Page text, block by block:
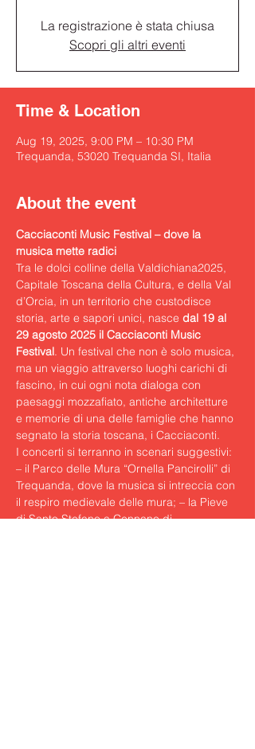
La registrazione è stata chiusa
Scopri gli altri eventi
Time & Location
Aug 19, 2025, 9:00 PM – 10:30 PM
Trequanda, 53020 Trequanda SI, Italia
About the event
Cacciaconti Music Festival – dove la
musica mette radici
Tra le dolci colline della Valdichiana2025,
Capitale Toscana della Cultura, e della Val
d’Orcia, in un territorio che custodisce
storia, arte e sapori unici, nasce dal 19 al
29 agosto 2025 il Cacciaconti Music
Festival. Un festival che non è solo musica,
ma un viaggio attraverso luoghi carichi di
fascino, in cui ogni nota dialoga con
paesaggi mozzafiato, antiche architetture
e memorie di una delle famiglie che hanno
segnato la storia toscana, i Cacciaconti.
I concerti si terranno in scenari suggestivi:
– il Parco delle Mura “Ornella Pancirolli” di
Trequanda, dove la musica si intreccia con
il respiro medievale delle mura; – la Pieve
di Santo Stefano a Cennano di